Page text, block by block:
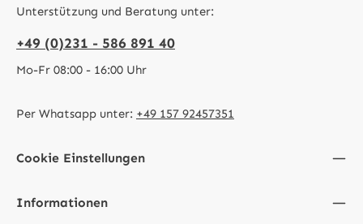
Unterstützung und Beratung unter:
+49 (0)231 - 586 891 40
Mo-Fr 08:00 - 16:00 Uhr
Per Whatsapp unter: +49 157 92457351
Cookie Einstellungen
Informationen